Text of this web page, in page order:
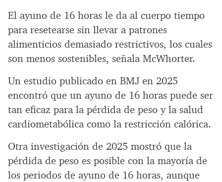
El ayuno de 16 horas le da al cuerpo tiempo
para resetearse sin llevar a patrones
alimenticios demasiado restrictivos, los cuales
son menos sostenibles, señala McWhorter.
Un estudio publicado en BMJ en 2025
encontró que un ayuno de 16 horas puede ser
tan eficaz para la pérdida de peso y la salud
cardiometabólica como la restricción calórica.
Otra investigación de 2025 mostró que la
pérdida de peso es posible con la mayoría de
los periodos de ayuno de 16 horas, aunque